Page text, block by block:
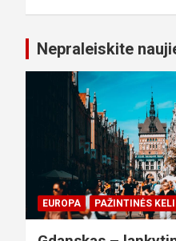
Nepraleiskite
EUROPA PAŽINTINĖS